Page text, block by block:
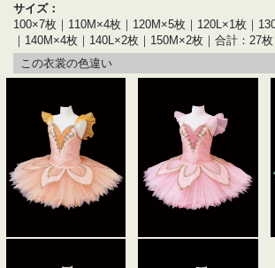
サイズ：
100×7枚｜110M×4枚｜120M×5枚｜120L×1枚｜
｜140M×4枚｜140L×2枚｜150M×2枚｜合計：27枚
この衣裳の色違い